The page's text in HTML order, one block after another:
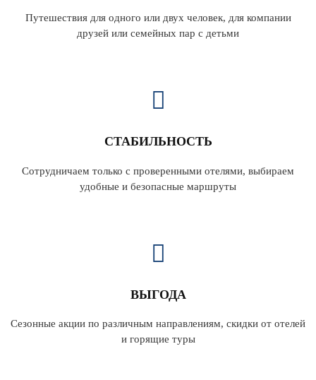
Путешествия для одного или двух человек, для компании
друзей или семейных пар с детьми
СТАБИЛЬНОСТЬ
Сотрудничаем только с проверенными отелями, выбираем
удобные и безопасные маршруты
ВЫГОДА
Сезонные акции по различным направлениям, скидки от отелей
и горящие туры